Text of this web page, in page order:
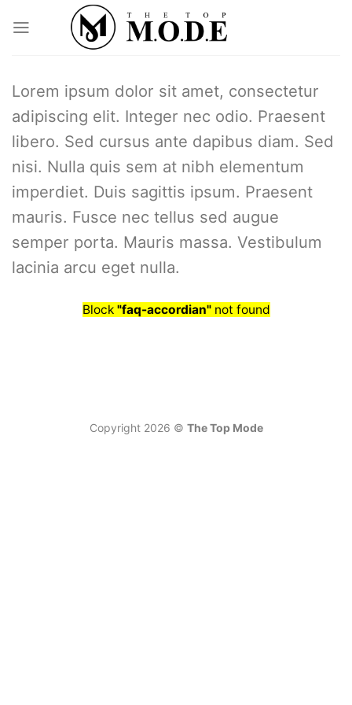
Lorem ipsum dolor sit amet, consectetur
adipiscing elit. Integer nec odio. Praesent
libero. Sed cursus ante dapibus diam. Sed
nisi. Nulla quis sem at nibh elementum
imperdiet. Duis sagittis ipsum. Praesent
mauris. Fusce nec tellus sed augue
semper porta. Mauris massa. Vestibulum
lacinia arcu eget nulla.
Block "faq-accordian"not found
Copyright 2026 © The Top Mode